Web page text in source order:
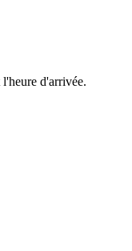
d'arrivée.